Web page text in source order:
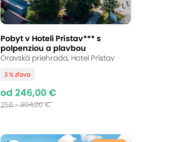
Pobyt v Hoteli Prístav*** s
polpenziou a plavbou
Oravská priehrada, Hotel Prístav
3 % zľava
od 246,00 €
256 - 804,00 €